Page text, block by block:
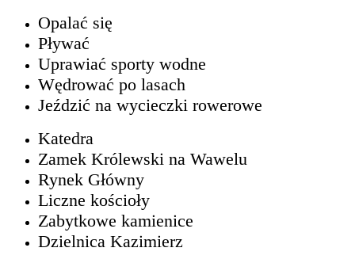
Opalać się
Pływać
Uprawiać sporty wodne
Wędrować po lasach
Jeździć na wycieczki rowerowe
Katedra
Zamek Królewski na Wawelu
Rynek Główny
Liczne kościoły
Zabytkowe kamienice
Dzielnica Kazimierz